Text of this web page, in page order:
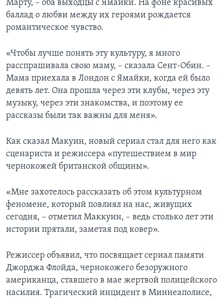
Марту, – оба выходцы с Ямайки. На фоне красивых
баллад о любви между их героями рождается
романтическое чувство.
«Чтобы лучше понять эту культуру, я много
расспрашивала свою маму, – сказала Сент-Обин. –
Мама приехала в Лондон с Ямайки, когда ей было
девять лет. Она прошла через эти клубы, через эту
музыку, через эти знакомства, и поэтому ее
рассказы были так важны для меня».
Как сказал Макуин, новый сериал стал для него как
сценариста и режиссера «путешествием в мир
чернокожей британской общины».
«Мне захотелось рассказать об этом культурном
феномене, который повлиял на нас, живущих
сегодня, – отметил Маккуин, – ведь столько лет эти
истории прятали, заметая под ковер».
Режиссер объявил, что посвящает сериал памяти
Джорджа Флойда, чернокожего безоружного
американца, ставшего в мае жертвой полицейского
насилия. Трагический инцидент в Миннеаполисе,